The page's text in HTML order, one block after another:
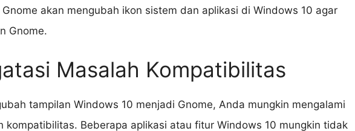
Gnome akan mengubah ikon sistem dan aplikasi di Windows 10 agar
Gnome.
Masalah Kompatibilitas
tampilan Windows 10 menjadi Gnome, Anda mungkin mengalami
kompatibilitas. Beberapa aplikasi atau fitur Windows 10 mungkin tidak